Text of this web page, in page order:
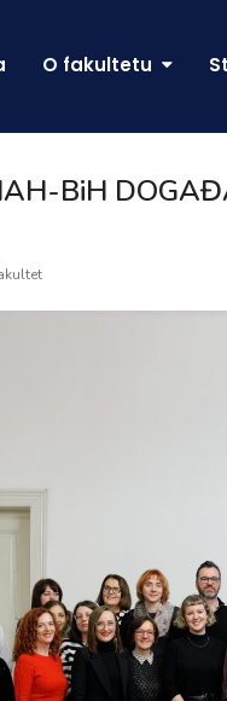
O fakultetu
BiH